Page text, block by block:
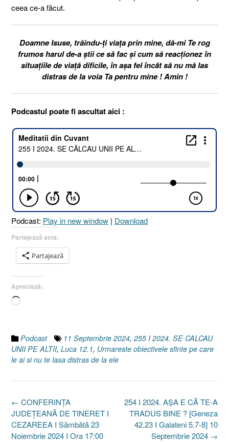
ceea ce-a făcut.
Doamne Isuse, trăindu-ți viața prin mine, dă-mi Te rog
frumos harul de-a știi ce să fac și cum să reacționez în
situațiile de viață dificile, în așa fel încât să nu mă las
distras de la voia Ta pentru mine ! Amin !
Podcastul poate fi ascultat aici :
Podcast: Play in new window | Download
Partajează asta:
Partajează
Apreciază:
Încarc...
Podcast 11 Septembrie 2024, 255 I 2024. SE CALCAU
UNII PE ALTII, Luca 12.1, Urmareste obiectivele sfinte pe care
le ai si nu te lasa distras de la ele
Post
navigation
254 I 2024. AȘA E CĂ TE-A
TRADUS BINE ? [Geneza
42.23 I Galateni 5.7-8] 10
Septembrie 2024 →
← CONFERINȚA
JUDEȚEANĂ DE TINERET I
CEZAREEA I Sâmbătă 23
Noiembrie 2024 I Ora 17:00